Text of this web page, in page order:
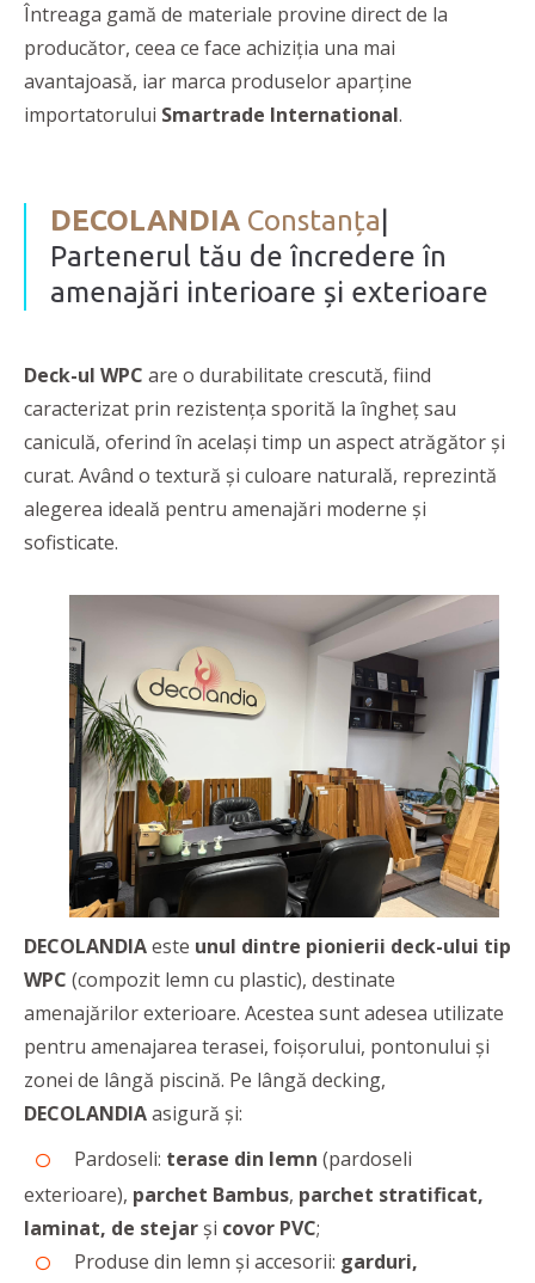
Întreaga gamă de materiale provine direct de la
producător, ceea ce face achiziția una mai
avantajoasă, iar marca produselor aparține
importatorului Smartrade International.
DECOLANDIA Constanța
Partenerul tău de încredere în
amenajări interioare și exterioare
Deck-ul WPC are o durabilitate crescută, fiind
caracterizat prin rezistenţa sporită la îngheţ sau
caniculă, oferind în același timp un aspect atrăgător şi
curat. Având o textură și culoare naturală, reprezintă
alegerea ideală pentru amenajări moderne și
sofisticate.
DECOLANDIAeste unul dintre pionierii deck-ului tip
WPC (compozit lemn cu plastic), destinate
amenajărilor exterioare. Acestea sunt adesea utilizate
pentru amenajarea terasei, foișorului, pontonului și
zonei de lângă piscină. Pe lângă decking,
DECOLANDIAasigură și:
Pardoseli: terase din lemn (pardoseli
exterioare), parchet Bambus, parchet stratificat,
laminat, de stejar și covor PVC;
Produse din lemn și accesorii: garduri,